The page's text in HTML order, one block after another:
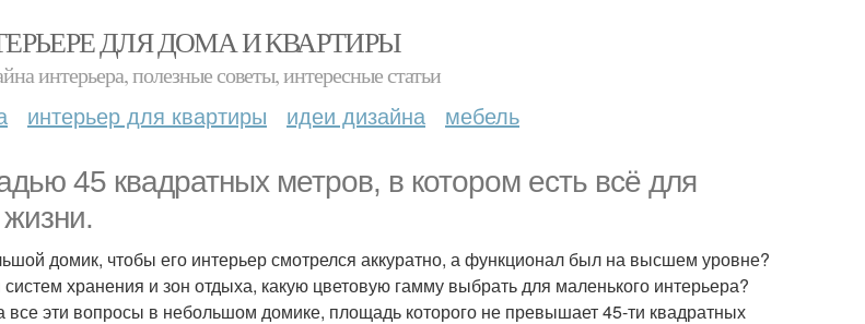
ДЛЯ ДОМА И КВАРТИРЫ
интерьера, полезные советы, интересные статьи
интерьер для квартиры идеи дизайна мебель
45 квадратных метров, в котором есть всё для
домик, чтобы его интерьер смотрелся аккуратно, а функционал был на высшем уровне?
хранения и зон отдыха, какую цветовую гамму выбрать для маленького интерьера?
эти вопросы в небольшом домике, площадь которого не превышает 45-ти квадратных